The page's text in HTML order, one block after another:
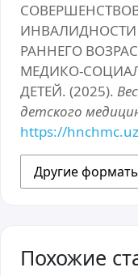
ИНВАЛИДНОСТИ
РАННЕГО
МЕДИКО-
ДЕТЕЙ. (2025).
детского
https://
Другие
Похожие